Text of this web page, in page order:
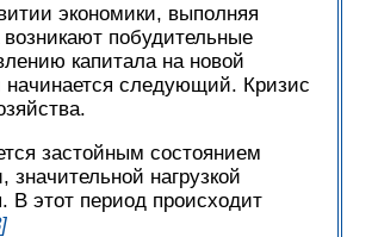
экономики, выполняя
побудительные
капитала на новой
начинается следующий. Кризис
застойным состоянием
нагрузкой
В этот период происходит